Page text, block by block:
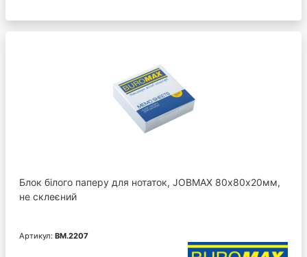
Блок білого паперу для нотаток, JOBMAX 80х80х20мм,
не склеєний
Артикул: BM.2207